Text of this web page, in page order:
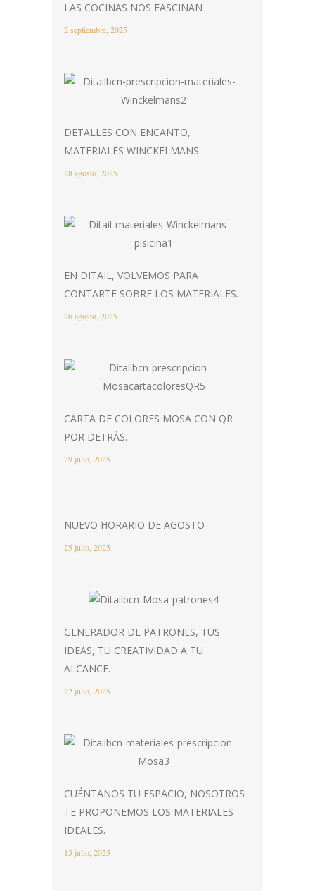
LAS COCINAS NOS FASCINAN
2 septiembre, 2025
DETALLES CON ENCANTO,
MATERIALES WINCKELMANS.
28 agosto, 2025
EN DITAIL, VOLVEMOS PARA
CONTARTE SOBRE LOS MATERIALES.
26 agosto, 2025
CARTA DE COLORES MOSA CON QR
POR DETRÁS.
29 julio, 2025
NUEVO HORARIO DE AGOSTO
25 julio, 2025
GENERADOR DE PATRONES, TUS
IDEAS, TU CREATIVIDAD A TU
ALCANCE.
22 julio, 2025
CUÉNTANOS TU ESPACIO, NOSOTROS
TE PROPONEMOS LOS MATERIALES
IDEALES.
15 julio, 2025